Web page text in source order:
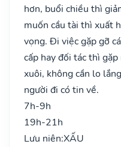
hơn, buổi chiều thì
muốn cầu tài thì xuất
vọng. Đi việc gặp gỡ
cấp hay đối tác thì
xuôi, không cần lo
người đi có tin về.
7h-9h
19h-21h
Lưu niên:XẤU